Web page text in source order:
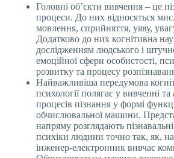
Головні об’єкти вивчення – це
процеси. До них відносяться
мовлення, сприйняття, уяву,
Додатково до них когнітивна
дослідженням людського і
емоційної сфери особистості,
розвитку та процесу
Найважливіша передумова
психології полягає у вивченні та
процесів пізнання у формі
обчислювальної машини.
напряму розглядають
психіки людини точно так, як,
інженер-електронник вивчає